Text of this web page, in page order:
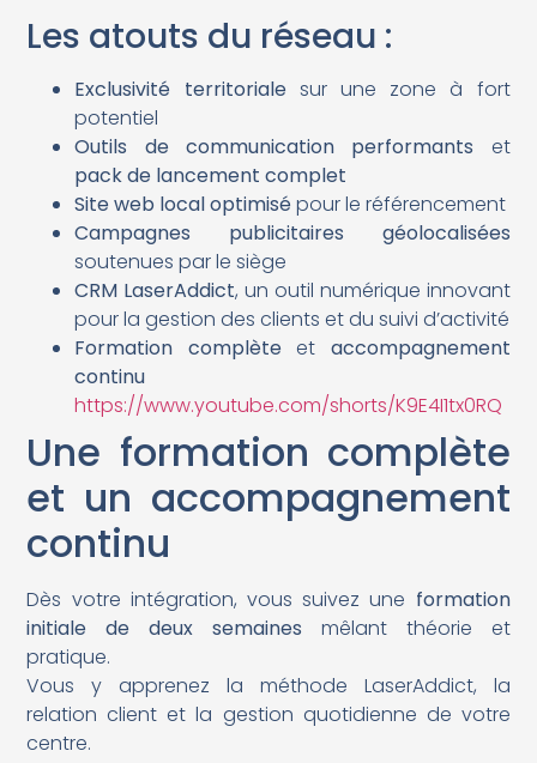
Les atouts du réseau :
Exclusivité territorialesur une zone à fort
potentiel
Outils de communication performants et
pack de lancement complet
Site web local optimisépour le référencement
Campagnes publicitaires géolocalisées
soutenues par le siège
CRM LaserAddict, un outil numérique innovant
pour la gestion des clients et du suivi d’activité
Formation complèteet accompagnement
continu
https://www.youtube.com/shorts/K9E4I1tx0RQ
Une formation complète
et un accompagnement
continu
Dès votre intégration, vous suivez une formation
initiale de deux semaines mêlant théorie et
pratique.
Vous y apprenez la méthode LaserAddict, la
relation client et la gestion quotidienne de votre
centre.